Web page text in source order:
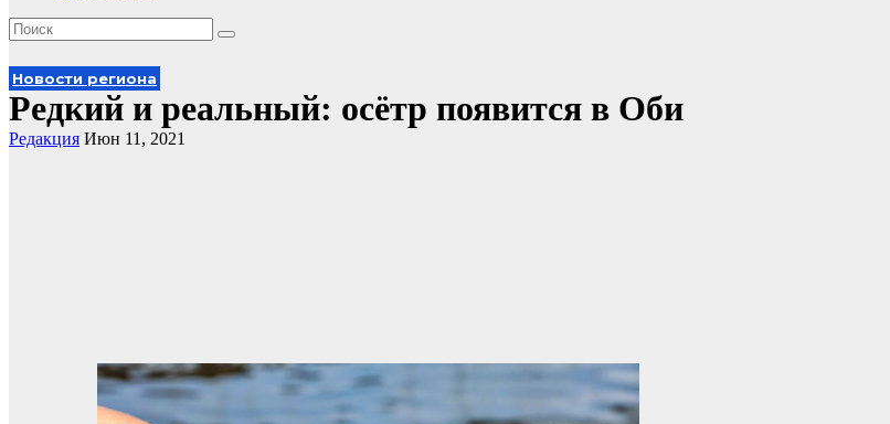
Новости региона
Редкий и реальный: осётр появится в Оби
Редакция Июн 11, 2021